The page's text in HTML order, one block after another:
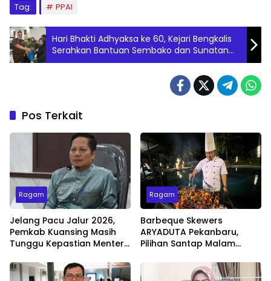
Tag: PPAI
Hari Bhakti Adhyaksa ke 60, Kejari Bengkalis
Serahkan Bantuan Sembako dan Sunatan
Massal
Pos Terkait
Ragam
Jelang Pacu Jalur 2026,
Pemkab Kuansing Masih
Tunggu Kepastian Menteri
Ragam
Barbeque Skewers
ARYADUTA Pekanbaru,
Pilihan Santap Malam